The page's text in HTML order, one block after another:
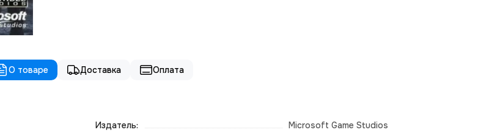
О товаре Доставка Оплата
Издатель:
Microsoft Game Studios